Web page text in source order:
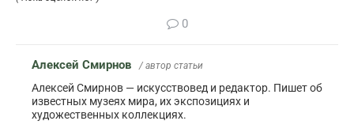
0
Алексей Смирнов / автор статьи
Алексей Смирнов — искусствовед и редактор. Пишет об
известных музеях мира, их экспозициях и
художественных коллекциях.